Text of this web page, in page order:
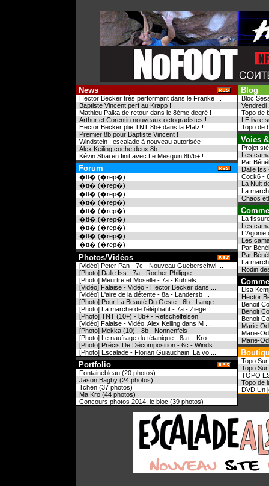
News
Hector Becker très performant dans le Franke ...
Baptiste Vincent perf au Krapp !
Mathieu Palka de retour dans le 8ème degré !
Arthur et Corentin nouveaux octogradistes !
Hector Becker plie TNT 8b+ dans la Pfalz !
Premier 8b pour Baptiste Vincent !
Windstein : escalade à nouveau autorisée
Alex Keiling coche deux 8b !
Kévin Sbai en finit avec Le Mesquin 8b/b+ !
Forum
�tt� (�rep�)
�tt� (�rep�)
�tt� (�rep�)
�tt� (�rep�)
�tt� (�rep�)
�tt� (�rep�)
�tt� (�rep�)
�tt� (�rep�)
�tt� (�rep�)
Photos/Vidéos
[Vidéo] Peter Pan - 7c - Nouveau Gueberschwi ...
[Photo] Dalle Iss - 7a - Rocher Philippe
[Photo] Meurtre et Moselle - 7a - Kuhfels
[Vidéo] Falaise - Vidéo - Hector Becker dans ...
[Vidéo] L'aire de la détente - 8a - Landersb ...
[Photo] Pour La Beauté Du Geste - 6b - Lange ...
[Photo] La marche de l'éléphant - 7a - Ziege ...
[Photo] TNT (10+) - 8b+ - Retschelfelsen
[Vidéo] Falaise - Vidéo, Alex Keiling dans M ...
[Photo] Mekka (10) - 8b - Nonnenfels
[Photo] Le naufrage du tétanique - 8a+ - Kro ...
[Photo] Précis De Décomposition - 6c - Winds ...
[Photo] Escalade - Florian Guiauchain, La vo ...
Portfolio
Fontainebleau (20 photos)
Jason Bagby (24 photos)
Tchen (37 photos)
Ma Kro (44 photos)
Concours photos 2014, le bloc (39 photos)
Blog
Bloc
Vendredi
Topo de
LE livre
Topo de
Voies
Projet
Les
Par
Dalle Iss
Cock6 -
La Nuit
La
Chaos
La
Les
L'Agonie
Les
Par
Par
La
Rodin
Lisa
Hector
Benoit
Benoit
Benoit
Marie-
Marie-
Marie-
Topo
Topo
TOPO
Topo de
DVD Un